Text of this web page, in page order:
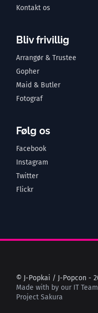
Kontakt os
Bliv frivillig
Arrangør & Trustee
Gopher
Maid & Butler
Fotograf
Følg os
Facebook
Instagram
Twitter
Flickr
© J-Popkai / J-Popcon -
Made with by our IT Team
Project Sakura